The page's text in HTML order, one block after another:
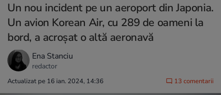
Un nou incident pe un aeroport din Japonia.
Un avion Korean Air, cu 289 de oameni la
bord, a acroșat o altă aeronavă
Ena Stanciu
redactor
Actualizat pe 16 ian. 2024, 14:36 13 comentarii